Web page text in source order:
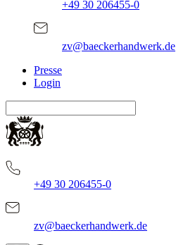
+49 30 206455-0
zv@baeckerhandwerk.de
Presse
Login
+49 30 206455-0
zv@baeckerhandwerk.de